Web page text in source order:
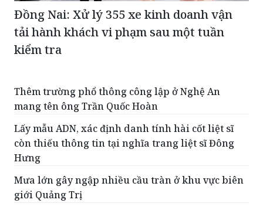
Đồng Nai: Xử lý 355 xe kinh doanh vận
tải hành khách vi phạm sau một tuần
kiểm tra
Thêm trường phổ thông công lập ở Nghệ An
mang tên ông Trần Quốc Hoàn
Lấy mẫu ADN, xác định danh tính hài cốt liệt sĩ
còn thiếu thông tin tại nghĩa trang liệt sĩ Đông
Hưng
Mưa lớn gây ngập nhiều cầu tràn ở khu vực biên
giới Quảng Trị